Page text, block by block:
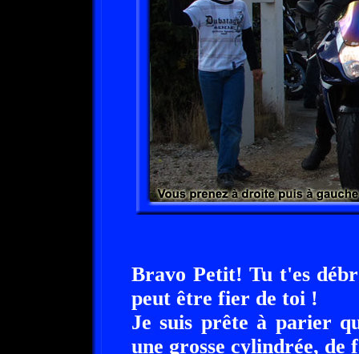
Bravo Petit! Tu t'es
peut être fier de toi !
Je suis prête à parier
une grosse cylindrée, de